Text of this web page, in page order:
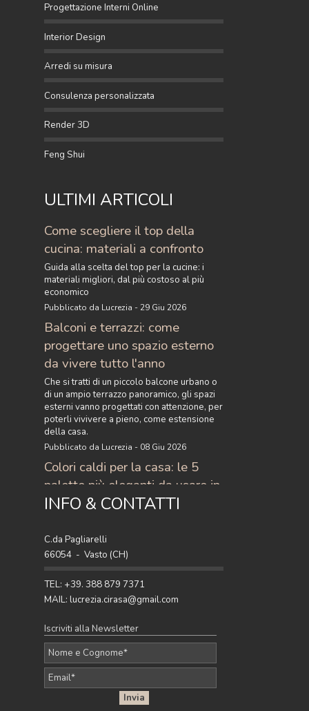
Progettazione Interni Online
Interior Design
Arredi su misura
Consulenza personalizzata
Render 3D
Feng Shui
ULTIMI ARTICOLI
INFO & CONTATTI
C.da Pagliarelli
66054 - Vasto (CH)
TEL: +39. 388 879 7371
MAIL: lucrezia.cirasa@gmail.com
Come scegliere il top della
cucina: materiali a confronto
Guida alla scelta del top per la cucine: i
materiali migliori, dal più costoso al più
economico
Pubblicato da Lucrezia - 29 Giu 2026
Balconi e terrazzi: come
progettare uno spazio esterno
da vivere tutto l'anno
Che si tratti di un piccolo balcone urbano o
di un ampio terrazzo panoramico, gli spazi
esterni vanno progettati con attenzione, per
poterli vivivere a pieno, come estensione
della casa.
Pubblicato da Lucrezia - 08 Giu 2026
Colori caldi per la casa: le 5
palette più eleganti da usare in
casa
del momento: 5 palette raffinate con
terracotta, ocra, caramello e ruggine per
arredare con stile.
Iscriviti alla Newsletter